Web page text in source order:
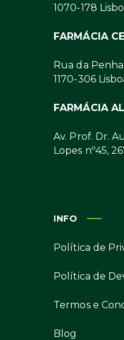
1070-178
FARMÁCIA
Rua da
1170-306
FARMÁCIA
Av. Prof. Dr.
Lopes nº45,
INFO
Política de
Política de
Termos e
Blog